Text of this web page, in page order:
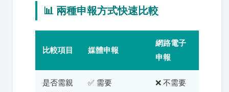
📊 兩種申報方式快速比較
比較項目 媒體申報
網路電子
申報
是否需親
✅ 需要 ❌ 不需要